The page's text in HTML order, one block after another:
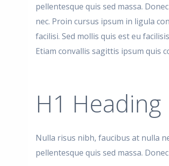
pellentesque quis sed massa.
nec. Proin cursus ipsum in ligula
facilisi. Sed mollis quis est eu
Etiam convallis sagittis ipsum quis
H1 Heading
Nulla risus nibh, faucibus at nulla
pellentesque quis sed massa.